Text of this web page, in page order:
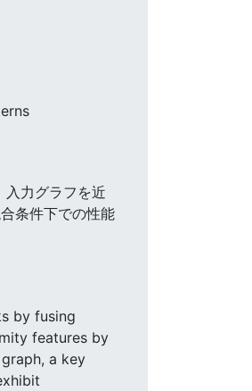
力グラフを近
条件下での性能
by fusing
features by
a key